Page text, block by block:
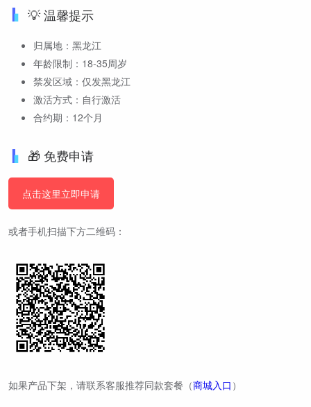
💡 温馨提示
归属地：黑龙江
年龄限制：18-35周岁
禁发区域：仅发黑龙江
激活方式：自行激活
合约期：12个月
🎁 免费申请
点击这里立即申请
或者手机扫描下方二维码：
如果产品下架，请联系客服推荐同款套餐（商城入口 ）